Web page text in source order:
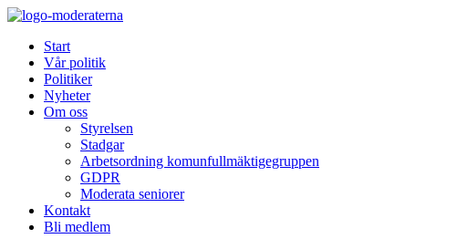
Hoppa
innehållStart
Vår politik
Politiker
Nyheter
Om oss
Styrelsen
Stadgar
Arbetsordning komunfullmäktigegruppen
GDPR
Moderata seniorer
Kontakt
Bli medlem